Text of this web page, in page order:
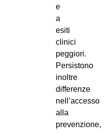
e
a
esiti
clinici
peggiori.
Persistono
inoltre
differenze
nell’accesso
alla
prevenzione,